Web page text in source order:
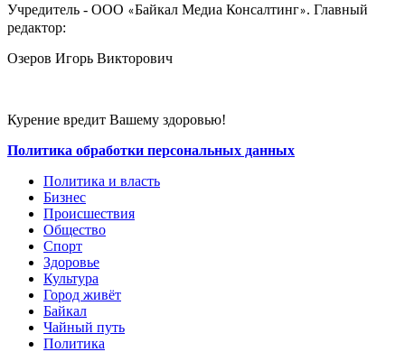
Учредитель - ООО «Байкал Медиа Консалтинг». Главный
редактор:
Озеров Игорь Викторович
Курение вредит Вашему здоровью!
Политика обработки персональных данных
Политика и власть
Бизнес
Происшествия
Общество
Cпорт
Здоровье
Культура
Город живёт
Байкал
Чайный путь
Политика